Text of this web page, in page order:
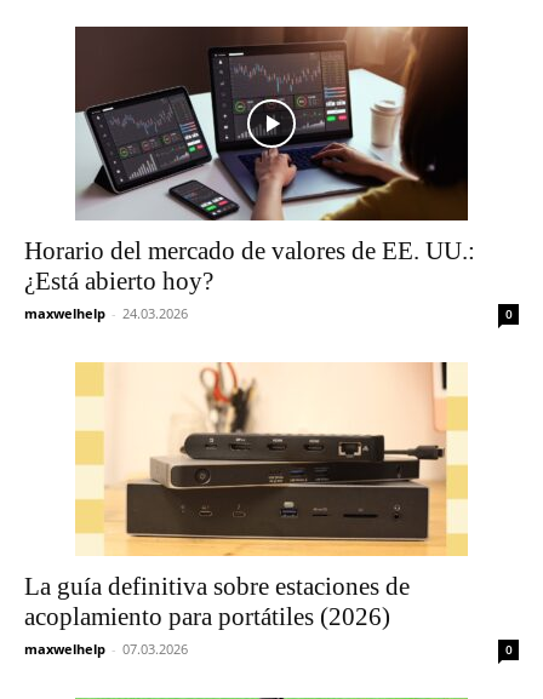
Horario del mercado de valores de EE. UU.:
¿Está abierto hoy?
maxwelhelp - 24.03.2026 0
La guía definitiva sobre estaciones de
acoplamiento para portátiles (2026)
maxwelhelp - 07.03.2026 0